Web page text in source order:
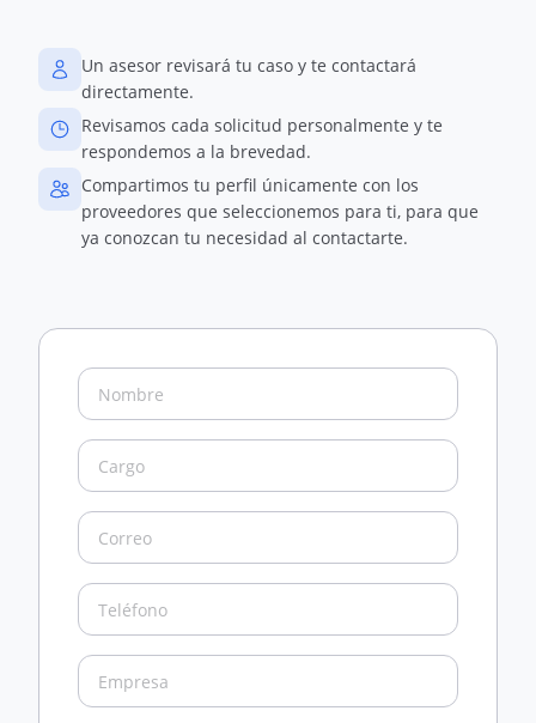
Un asesor revisará tu caso y te contactará
directamente.
Revisamos cada solicitud personalmente y te
respondemos a la brevedad.
Compartimos tu perfil únicamente con los
proveedores que seleccionemos para ti, para que
ya conozcan tu necesidad al contactarte.